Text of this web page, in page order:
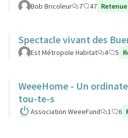
Bob Bricoleur 7 47 Retenue
Spectacle vivant des
Est Métropole Habitat 4 5
WeeeHome - Un
tou-te-s
Association WeeeFund 1 6